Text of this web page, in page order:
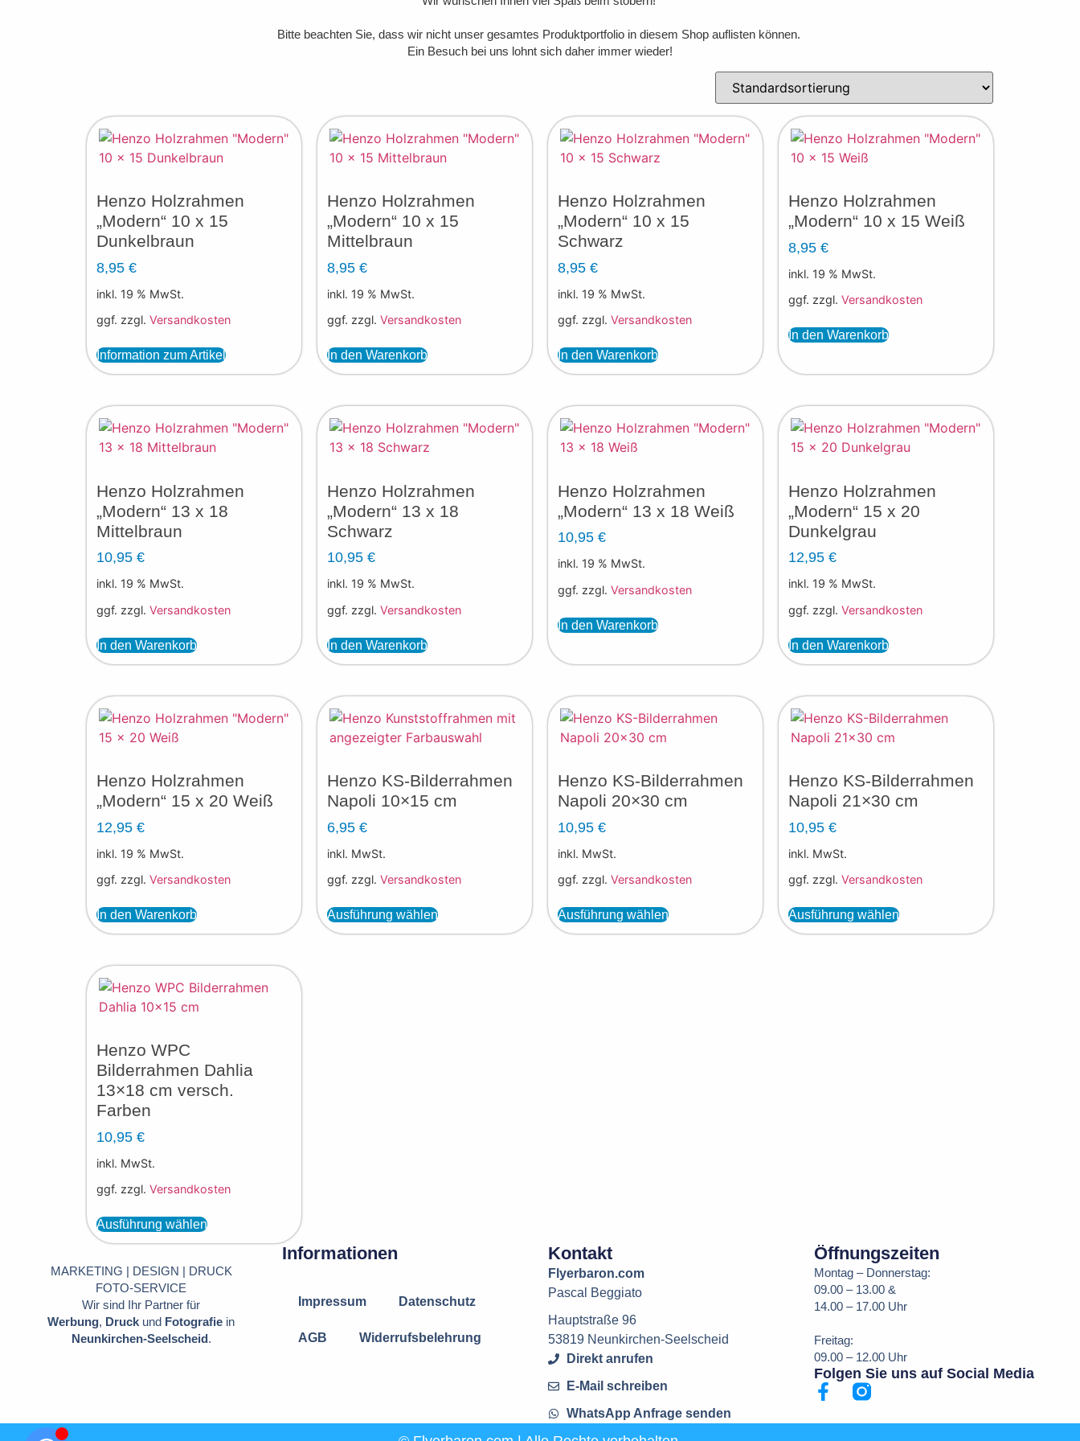
Bitte beachten Sie, dass wir nicht unser gesamtes Produktportfolio in diesem Shop auflisten können.
Ein Besuch bei uns lohnt sich daher immer wieder!
Henzo Holzrahmen
„Modern“ 10 x 15
Dunkelbraun
8,95 €
inkl. 19 % MwSt.
ggf. zzgl. Versandkosten
Information zum Artikel
Henzo Holzrahmen
„Modern“ 10 x 15
Mittelbraun
8,95 €
inkl. 19 % MwSt.
ggf. zzgl. Versandkosten
In den Warenkorb
Henzo Holzrahmen
„Modern“ 10 x 15
Schwarz
8,95 €
inkl. 19 % MwSt.
ggf. zzgl. Versandkosten
In den Warenkorb
Henzo Holzrahmen
„Modern“ 10 x 15 Weiß
8,95€
inkl. 19 % MwSt.
ggf. zzgl.Versandkosten
In den Warenkorb
Henzo Holzrahmen
„Modern“ 13 x 18
Mittelbraun
10,95 €
inkl. 19 % MwSt.
ggf. zzgl. Versandkosten
In den Warenkorb
Henzo Holzrahmen
„Modern“ 13 x 18
Schwarz
10,95 €
inkl. 19 % MwSt.
ggf. zzgl. Versandkosten
In den Warenkorb
Henzo Holzrahmen
„Modern“ 13 x 18 Weiß
10,95 €
inkl. 19 % MwSt.
ggf. zzgl. Versandkosten
In den Warenkorb
Henzo Holzrahmen
„Modern“ 15 x 20
Dunkelgrau
12,95€
inkl. 19 % MwSt.
ggf. zzgl.Versandkosten
In den Warenkorb
Henzo Holzrahmen
„Modern“ 15 x 20 Weiß
12,95 €
inkl. 19 % MwSt.
ggf. zzgl. Versandkosten
In den Warenkorb
Henzo KS-Bilderrahmen
Napoli 10×15 cm
6,95 €
inkl. MwSt.
ggf. zzgl. Versandkosten
Ausführung wählen
Henzo KS-Bilderrahmen
Napoli 20×30 cm
10,95 €
inkl. MwSt.
ggf. zzgl. Versandkosten
Ausführung wählen
Henzo KS-Bilderrahmen
Napoli 21×30 cm
10,95€
inkl. MwSt.
ggf. zzgl.Versandkosten
Ausführung wählen
Henzo WPC
Bilderrahmen Dahlia
13×18 cm versch.
Farben
10,95 €
inkl. MwSt.
ggf. zzgl. Versandkosten
Ausführung wählen
MARKETING | DESIGN | DRUCK
FOTO-SERVICE
Wir sind Ihr Partner für
Werbung, Druck und Fotografie in
Neunkirchen-Seelscheid.
Informationen
Impressum Datenschutz
AGB Widerrufsbelehrung
Kontakt
Flyerbaron.com
Pascal Beggiato
Hauptstraße 96
53819 Neunkirchen-Seelscheid
Direkt anrufen
E-Mail schreiben
WhatsApp Anfrage senden
Öffnungszeiten
Montag – Donnerstag:
09.00 – 13.00 &
14.00 – 17.00 Uhr
Freitag:
09.00 – 12.00 Uhr
Folgen Sie uns auf Social Media